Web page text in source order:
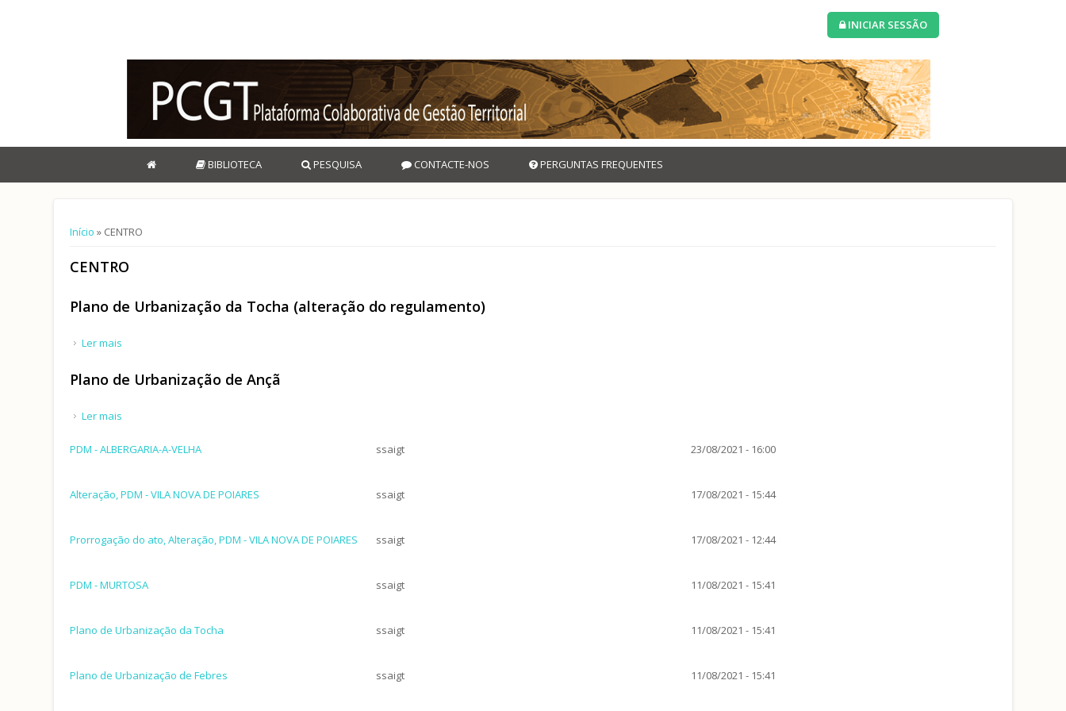
INICIAR SESSÃO
BIBLIOTECA PESQUISA CONTACTE-NOS PERGUNTAS FREQUENTES
Está aqui
Início » CENTRO
CENTRO
Plano de Urbanização da Tocha (alteração do regulamento)
Ler mais
Plano de Urbanização de Ançã
Ler mais
PDM - ALBERGARIA-A-VELHA ssaigt 23/08/2021 - 16:00
Alteração, PDM - VILA NOVA DE POIARES ssaigt 17/08/2021 - 15:44
Prorrogação do ato, Alteração, PDM - VILA NOVA DE POIARES ssaigt 17/08/2021 - 12:44
PDM - MURTOSA ssaigt 11/08/2021 - 15:41
Plano de Urbanização da Tocha ssaigt 11/08/2021 - 15:41
Plano de Urbanização de Febres ssaigt 11/08/2021 - 15:41